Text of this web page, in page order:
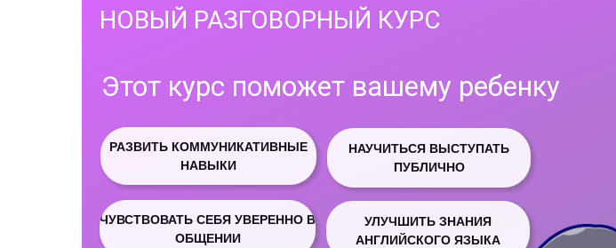
РАЗВИТЬ КОММУНИКАТИВНЫЕ
НАВЫКИ
НАУЧИТЬСЯ ВЫСТУПАТЬ
ПУБЛИЧНО
НОВЫЙ РАЗГОВОРНЫЙ КУРС
Этот курс поможет вашему ребенку
ЧУВСТВОВАТЬ СЕБЯ УВЕРЕННО В
ОБЩЕНИИ
УЛУЧШИТЬ ЗНАНИЯ
АНГЛИЙСКОГО ЯЗЫКА